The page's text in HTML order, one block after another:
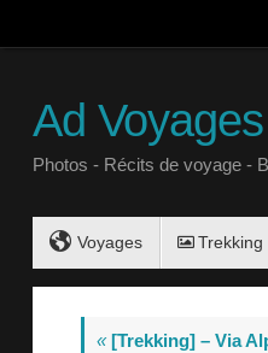
Ad Voyages
Photos - Récits de voyage -
Voyages Trekking
«[Trekking] – Via